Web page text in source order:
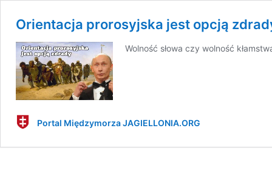
Orientacja prorosyjska jest opcją
Wolność słowa czy wolność
Portal Międzymorza JAGIELLONIA.ORG